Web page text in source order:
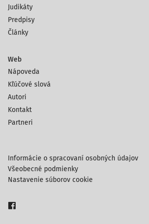
Judikáty
Predpisy
Články
Web
Nápoveda
Kľúčové slová
Autori
Kontakt
Partneri
Informácie o spracovaní osobných údajov
Všeobecné podmienky
Nastavenie súborov cookie